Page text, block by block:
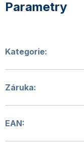
Kategorie:
Záruka:
EAN: